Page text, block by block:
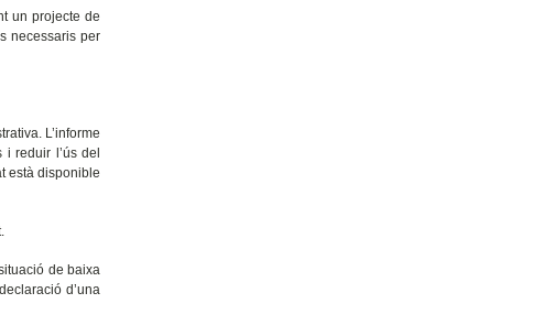
un projecte de
necessaris per
L’informe
i reduir l’ús del
està disponible
de baixa
d’una